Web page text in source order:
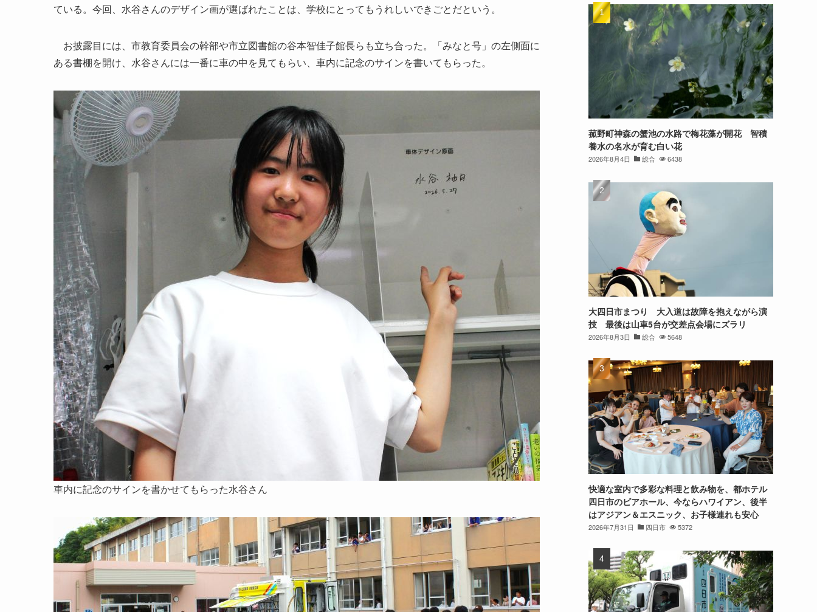
ている。今回、水谷さんのデザイン画が選ばれたことは、学校にとってもうれしいできごとだという。
お披露目には、市教育委員会の幹部や市立図書館の谷本智佳子館長らも立ち合った。「みなと号」の左側面に
ある書棚を開け、水谷さんには一番に車の中を見てもらい、車内に記念のサインを書いてもらった。
車内に記念のサインを書かせてもらった水谷さん
菰野町神森の蟹池の水路で梅花藻が開花 智積
養水の名水が育む白い花
2026年8月4日 総合 6438
大四日市まつり 大入道は故障を抱えながら演
技 最後は山車5台が交差点会場にズラリ
2026年8月3日 総合 5648
快適な室内で多彩な料理と飲み物を、都ホテル
四日市のビアホール、今ならハワイアン、後半
はアジアン＆エスニック、お子様連れも安心
2026年7月31日 四日市 5372